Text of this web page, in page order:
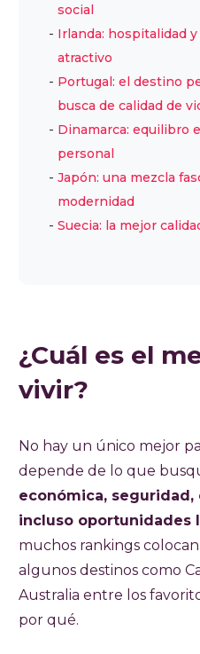
social
Irlanda: hospitalidad
atractivo
Portugal: el destino
busca de calidad de
Dinamarca: equilibro
personal
Japón: una mezcla
modernidad
Suecia: la mejor
¿Cuál es el
vivir?
No hay un único mejor
depende de lo que
económica,
incluso oportunidades
muchos rankings
algunos destinos como
Australia entre los
por qué.